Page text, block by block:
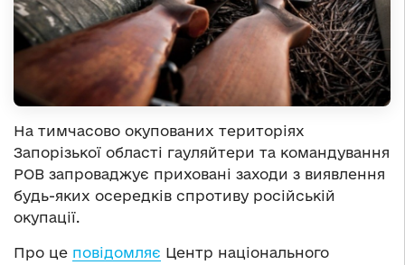
На тимчасово окупованих територіях
Запорізької області гауляйтери та командування
РОВ запроваджує приховані заходи з виявлення
будь-яких осередків спротиву російській
окупації.
Про це повідомляє Центр національного